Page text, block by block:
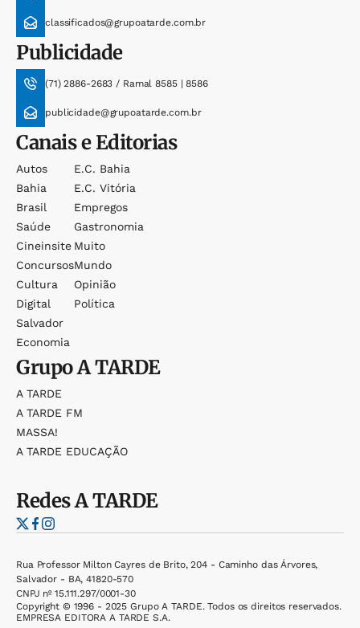
classificados@grupoatarde.com.br
Publicidade
(71) 2886-2683 / Ramal 8585 | 8586
publicidade@grupoatarde.com.br
Canais e Editorias
Autos
Bahia
Brasil
Saúde
Cineinsite
Concursos
Cultura
Digital
Salvador
Economia
E.c. Bahia
E.c. Vitória
Empregos
Gastronomia
Muito
Mundo
Opinião
Política
GrupoA TARDE
A TARDE
A TARDE FM
MASSA!
A TARDE EDUCAÇÃO
RedesA TARDE
Rua Professor Milton Cayres de Brito, 204 - Caminho das Árvores,
Salvador - BA, 41820-570
CNPJ nº 15.111.297/0001-30
Copyright © 1996 - 2025 Grupo A TARDE. Todos os direitos reservados.
EMPRESA EDITORA A TARDE S.A.